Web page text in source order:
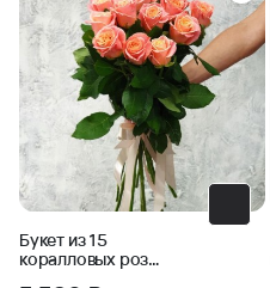
Букет из 15
коралловых роз